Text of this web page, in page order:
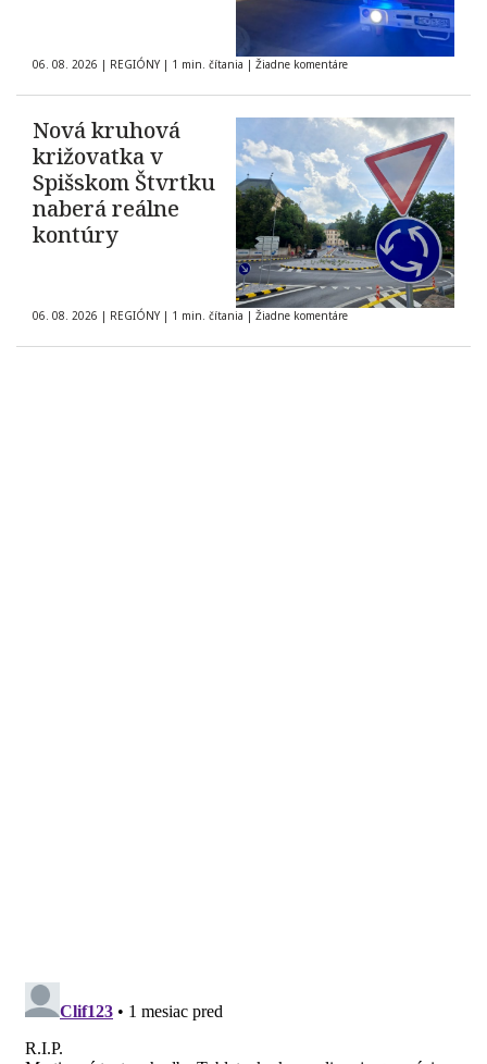
06. 08. 2026 | REGIÓNY | 1 min. čítania | Žiadne komentáre
Nová kruhová
križovatka v
Spišskom Štvrtku
naberá reálne
kontúry
06. 08. 2026 | REGIÓNY | 1 min. čítania | Žiadne komentáre